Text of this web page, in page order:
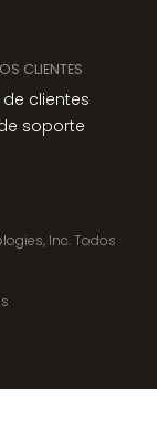
CLIENTES
de clientes
soporte
Inc. Todos